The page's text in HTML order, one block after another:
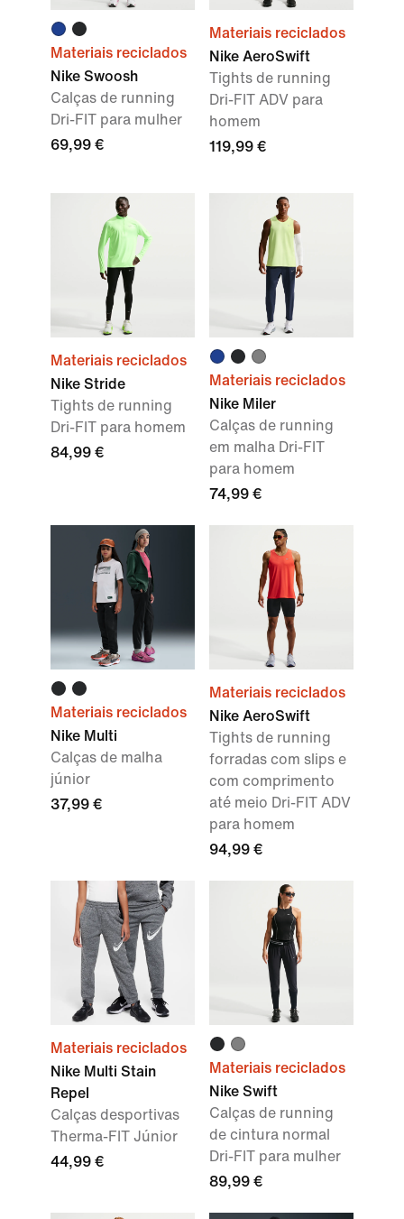
Materiais reciclados
Nike Swoosh
Calças de running
Dri-FIT para mulher
69,99 €
Materiais reciclados
Nike AeroSwift
Tights de running
Dri-FIT ADV para
homem
119,99 €
Materiais reciclados
Nike Stride
Tights de running
Dri-FIT para homem
84,99 €
Materiais reciclados
Nike Miler
Calças de running
em malha Dri-FIT
para homem
74,99 €
Materiais reciclados
Nike Multi
Calças de malha
júnior
37,99 €
Materiais reciclados
Nike AeroSwift
Tights de running
forradas com slips e
com comprimento
até meio Dri-FIT ADV
para homem
94,99 €
Materiais reciclados
Nike Multi Stain
Repel
Calças desportivas
Therma-FIT Júnior
44,99 €
Materiais reciclados
Nike Swift
Calças de running
de cintura normal
Dri-FIT para mulher
89,99 €